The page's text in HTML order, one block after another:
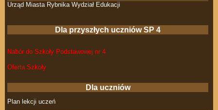
Urząd Miasta Rybnika Wydział Edukacji
Dla przyszłych uczniów SP 4
Nabór do Szkoły Podstawowej nr 4
Oferta Szkoły
Dla uczniów
Plan lekcji uczeń